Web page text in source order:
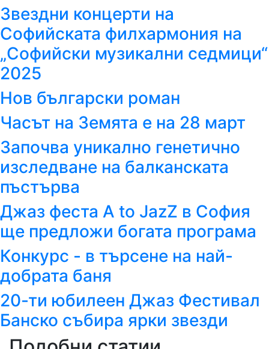
Звездни концерти на
Софийската филхармония на
„Софийски музикални седмици“
2025
Нов български роман
Часът на Земята е на 28 март
Започва уникално генетично
изследване на балканската
пъстърва
Джаз феста A to JazZ в София
ще предложи богата програма
Конкурс - в търсене на най-
добрата баня
20-ти юбилеен Джаз Фестивал
Банско събира ярки звезди